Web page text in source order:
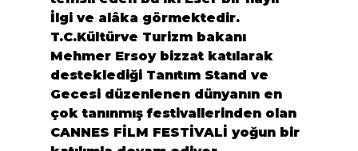
İlgi ve alâka görmektedir.
T.C.Kültürve Turizm bakanı
Mehmer Ersoy bizzat katılarak
desteklediği Tanıtım Stand ve
Gecesi düzenlenen dünyanın en
çok tanınmış festivallerinden olan
CANNES FİLM FESTİVALİ yoğun bir